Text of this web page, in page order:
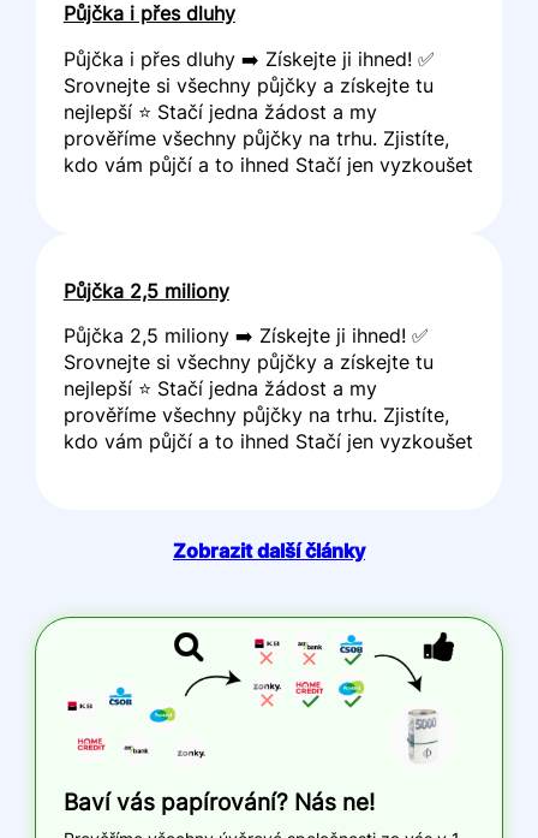
Půjčka i přes dluhy
Půjčka i přes dluhy ➡️ Získejte ji ihned! ✅
Srovnejte si všechny půjčky a získejte tu
nejlepší ⭐ Stačí jedna žádost a my
prověříme všechny půjčky na trhu. Zjistíte,
kdo vám půjčí a to ihned Stačí jen vyzkoušet
Půjčka 2,5 miliony
Půjčka 2,5 miliony ➡️ Získejte ji ihned! ✅
Srovnejte si všechny půjčky a získejte tu
nejlepší ⭐ Stačí jedna žádost a my
prověříme všechny půjčky na trhu. Zjistíte,
kdo vám půjčí a to ihned Stačí jen vyzkoušet
Zobrazit další články
Baví vás papírování? Nás ne!